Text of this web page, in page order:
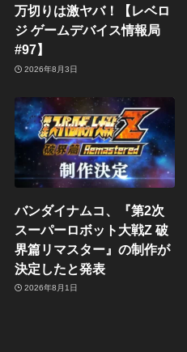
万切りは激ヤバ！【レベロ
ジ ゲームデバイス情報局
#97】
2026年8月3日
バンダイナムコ、『第2次
スーパーロボット大戦Z 破
界篇リマスター』の制作が
決定したと発表
2026年8月1日